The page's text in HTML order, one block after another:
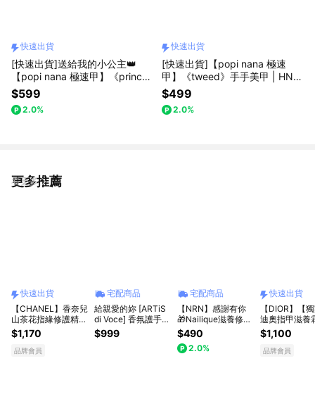
快速出貨
[快速出貨]送給我的小公主👑
【popi nana 極速甲】《princes
s crown》手手美甲｜HN-430
｜盒裝24片入 女生禮物 生日驚
喜 閨蜜禮物 禮物推薦 告白禮物
$599
2.0%
快速出貨
[快速出貨]【popi nana 極速
甲】《tweed》手手美甲 | HN-4
12
$499
2.0%
更多推薦
看更多
快速出貨
【CHANEL】香奈兒
山茶花指緣修護精華
11ml[快速出貨]
$1,170
品牌會員
宅配商品
給親愛的妳 [ARTiS
di Voce] 香氛護手組
合 (保濕護手霜+指
甲精華液+滋潤指緣
$999
宅配商品
【NRN】感謝有你
🎁Nailique滋養修護
指緣油禮盒(15ml) #
指甲保養油 #維他命
E護甲 #修護倒刺
$490
2.0%
快速出貨
【DIOR】【
迪奧指甲滋養
紅限量版 [快
$1,100
品牌會員